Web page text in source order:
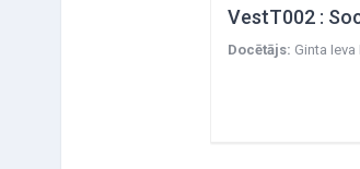
Docētājs: Ginta